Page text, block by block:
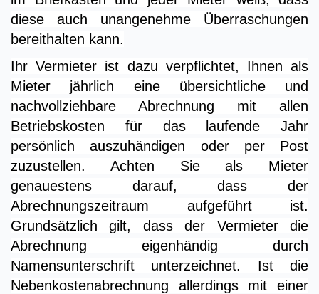
diese auch unangenehme Überraschungen
bereithalten kann.
Ihr Vermieter ist dazu verpflichtet, Ihnen als
Mieter jährlich eine übersichtliche und
nachvollziehbare Abrechnung mit allen
Betriebskosten für das laufende Jahr
persönlich auszuhändigen oder per Post
zuzustellen. Achten Sie als Mieter
genauestens darauf, dass der
Abrechnungszeitraum aufgeführt ist.
Grundsätzlich gilt, dass der Vermieter die
Abrechnung eigenhändig durch
Namensunterschrift unterzeichnet. Ist die
Nebenkostenabrechnung allerdings mit einer